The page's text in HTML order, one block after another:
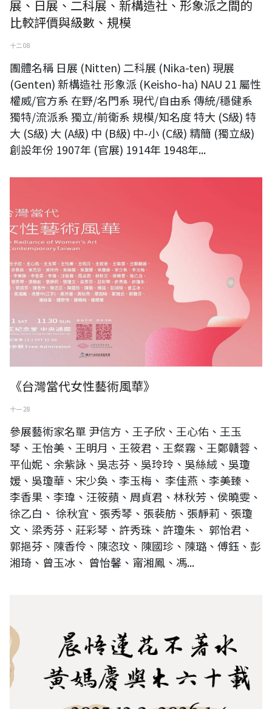
展、日展、二科展、新構造社、形象派之間的
比較評價與級數、規模
十二 08
團體名稱 日展 (Nitten) 二科展 (Nika-ten) 現展
(Genten) 新構造社 形象派 (Keisho-ha) NAU 21 屬性
權威/官方系 在野/名門系 現代/自由系 傳統/穩健系
獨特/流派系 獨立/前衛系 規模/知名度 特大 (S級) 特
大 (S級) 大 (A級) 中 (B級) 中-小 (C級) 精簡 (獨立級)
創設年份 1907年 (官展) 1914年 1948年...
《台灣當代女性藝術風華》
十一 28
參展藝術家名單 尹信方、王子欣、王心佑、王玉
琴、王怡美、王明月、王筱君、王粲霧、王鄭贛蓉、
平仙妮、余紫詠、吳志芬、吳玲玲、吳絲絨、吳瓊
媛、吳瓊華、宋少奐、李玉梅、 李佳燕、李美臻、
李香果、李瑋、汪筱蘋、周貞君、林秋芳、侯曉雯、
徐乙白、 徐秋宜、張秀琴、張裴舫、張靜莉、張瓊
文、梁秀芬、莊彩琴、許秀珠、許瓊朱、 郭怡君、
郭挹芬、陳香伶、陳恣玟、陳國珍、陳璐、傅鈺、彭
湘琦、曾玉冰、 曾怡馨、甯湘鳳、馮...